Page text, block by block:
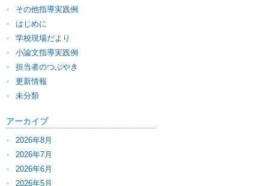
その他指導実践例
はじめに
学校現場だより
小論文指導実践例
担当者のつぶやき
更新情報
未分類
アーカイブ
2026年8月
2026年7月
2026年6月
2026年5月